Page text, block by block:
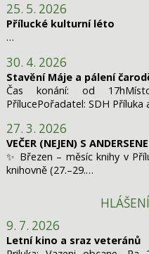
25. 5. 2026
Přílucké kulturní léto
…
30. 4. 2026
Stavění Máje a pálení
Čas konání: od
PřílucePořadatel: SDH Příluka
27. 3. 2026
VEČER (NEJEN) S
✨ Březen – měsíc knihy v
knihovně (27.–29.…
9. 7. 2026
Letní kino a sraz veteránů